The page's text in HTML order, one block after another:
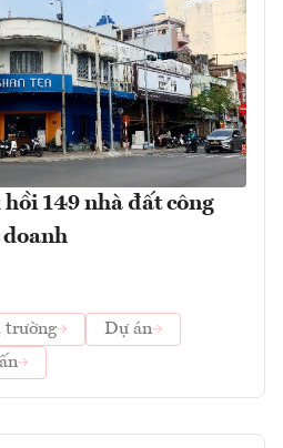
149 nhà đất công
doanh
trường
Dự án